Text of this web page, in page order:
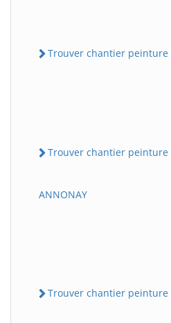
Trouver chantier peinture
Trouver chantier peinture
ANNONAY
Trouver chantier peinture